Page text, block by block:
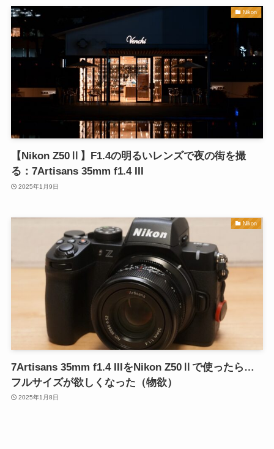
Nikon
【Nikon Z50Ⅱ】F1.4の明るいレンズで夜の街を撮
る：7Artisans 35mm f1.4 III
2025年1月9日
Nikon
7Artisans 35mm f1.4 IIIをNikon Z50Ⅱで使ったら…
フルサイズが欲しくなった（物欲）
2025年1月8日